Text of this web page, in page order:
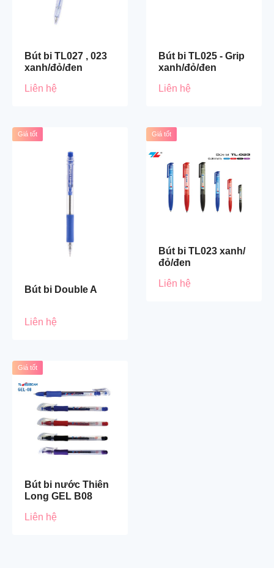
Bút bi TL027 , 023
xanh/đỏ/đen
Liên hệ
Bút bi TL025 - Grip
xanh/đỏ/đen
Liên hệ
Giá tốt
Bút bi Double A
Liên hệ
Giá tốt
Bút bi TL023 xanh/
đỏ/đen
Liên hệ
Giá tốt
Bút bi nước Thiên
Long GEL B08
Liên hệ